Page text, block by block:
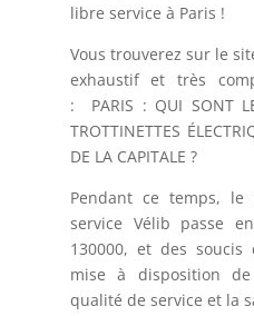
libre service à Paris !
Vous trouverez sur le
exhaustif et très
: PARIS : QUI SONT
TROTTINETTES
DE LA CAPITALE ?
Pendant ce temps, le
service Vélib passe
130000, et des
mise à disposition
qualité de service et la